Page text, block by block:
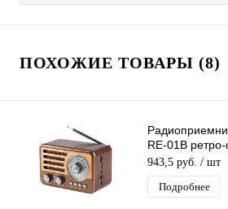
ПОХОЖИЕ ТОВАРЫ (8)
RE-01B
аккумулятор/
943,5 руб. / шт
Подробнее